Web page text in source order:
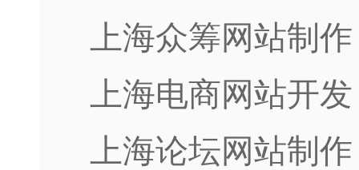
上海众筹网站制
上海电商网站开
上海论坛网站制